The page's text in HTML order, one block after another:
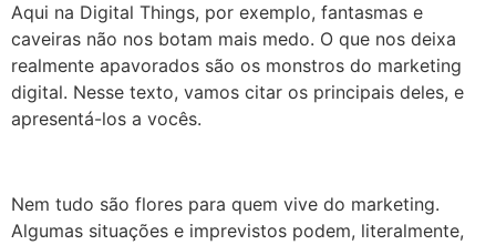
Aqui na Digital Things, por exemplo, fantasmas e
caveiras não nos botam mais medo. O que nos deixa
realmente apavorados são os monstros do marketing
digital. Nesse texto, vamos citar os principais deles, e
apresentá-los a vocês.
Nem tudo são flores para quem vive do marketing.
Algumas situações e imprevistos podem, literalmente,